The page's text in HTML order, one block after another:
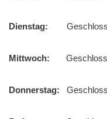
Dienstag:
Mittwoch:
Donnerstag: